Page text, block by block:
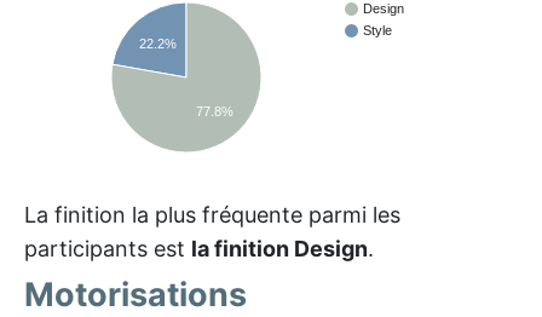
Design
Style
22.2%
77.8%
La finition la plus fréquente parmi les
participants est la finition Design.
Motorisations